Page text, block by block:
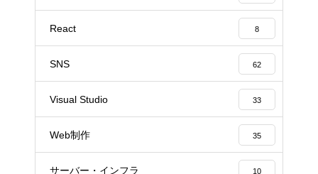
React 8
SNS 62
Visual Studio 33
Web制作 35
サーバー・インフラ 10